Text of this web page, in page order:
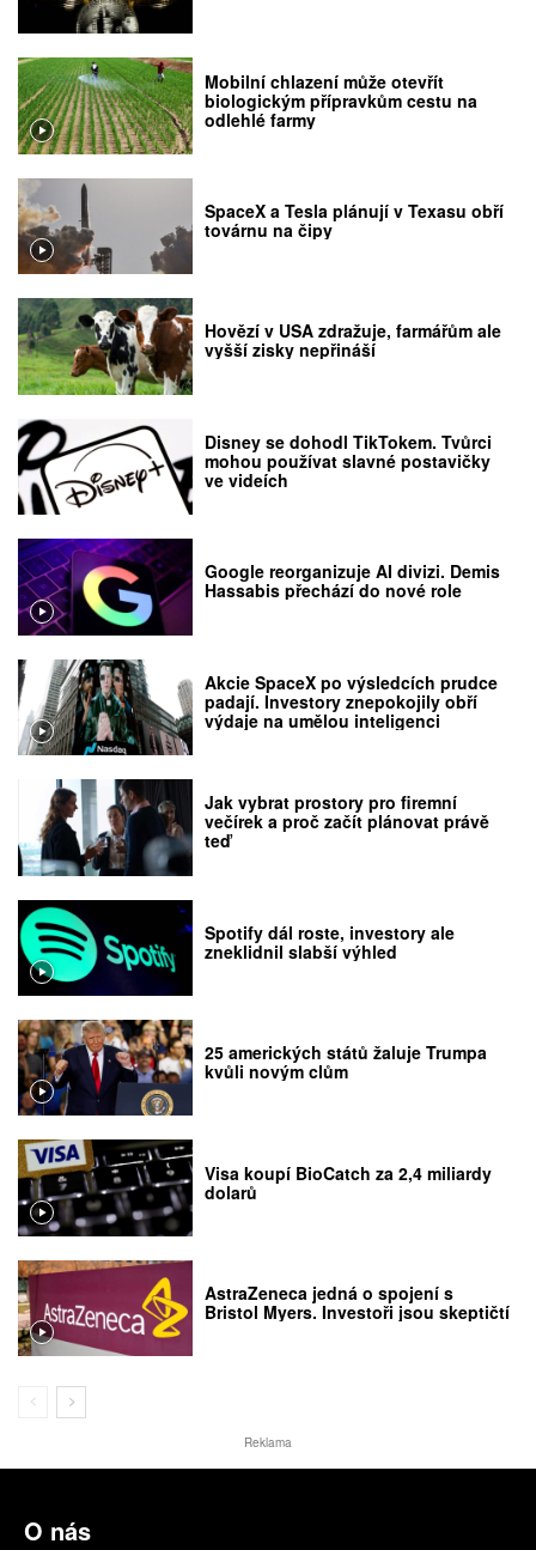
Mobilní chlazení může otevřít
biologickým přípravkům cestu na
odlehlé farmy
SpaceX a Tesla plánují v Texasu obří
továrnu na čipy
Hovězí v USA zdražuje, farmářům ale
vyšší zisky nepřináší
Disney se dohodl TikTokem. Tvůrci
mohou používat slavné postavičky
ve videích
Google reorganizuje AI divizi. Demis
Hassabis přechází do nové role
Akcie SpaceX po výsledcích prudce
padají. Investory znepokojily obří
výdaje na umělou inteligenci
Jak vybrat prostory pro firemní
večírek a proč začít plánovat právě
teď
Spotify dál roste, investory ale
zneklidnil slabší výhled
25 amerických států žaluje Trumpa
kvůli novým clům
Visa koupí BioCatch za 2,4 miliardy
dolarů
AstraZeneca jedná o spojení s
Bristol Myers. Investoři jsou skeptičtí
Reklama
O nás